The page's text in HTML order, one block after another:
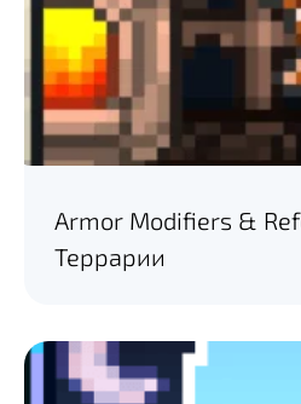
Armor Modifiers &
Террарии